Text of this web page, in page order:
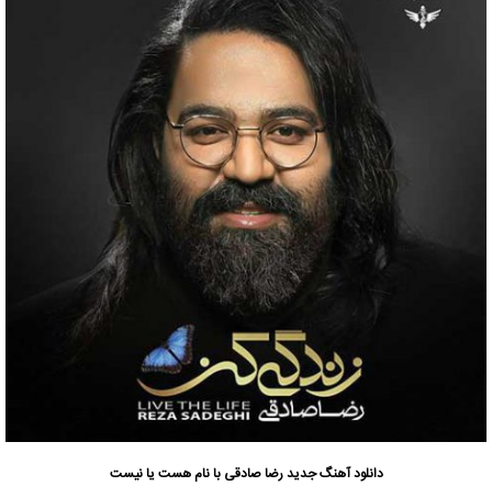
دانلود آهنگ جدیدرضا صادقی با نام هست یا نیست